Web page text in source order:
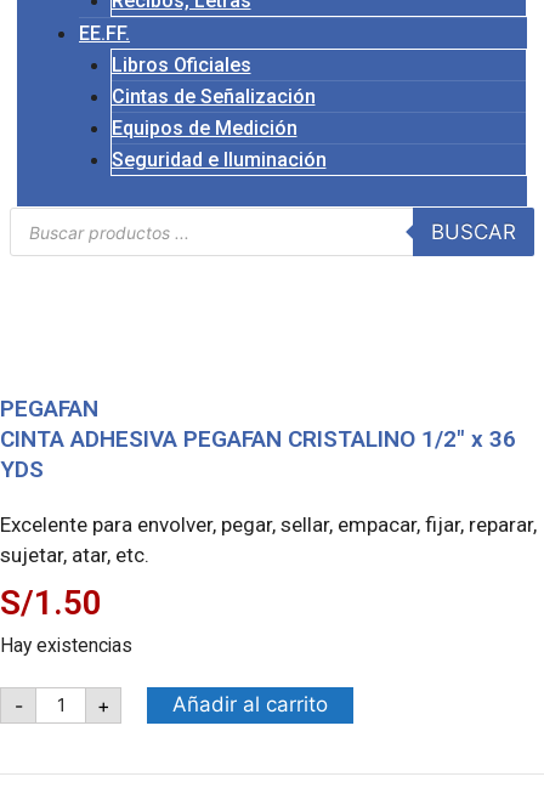
EE.FF.
Libros Oficiales
Cintas de Señalización
Equipos de Medición
Seguridad e Iluminación
Búsqueda
de
productos
BUSCAR
PEGAFAN
CINTA ADHESIVA PEGAFAN CRISTALINO 1/2″ x 36
YDS
Excelente para envolver, pegar, sellar, empacar, fijar, reparar,
sujetar, atar, etc.
S/1.50
Hay existencias
- PEGAFAN
CINTA
CRISTALINO
+ Añadir al carrito